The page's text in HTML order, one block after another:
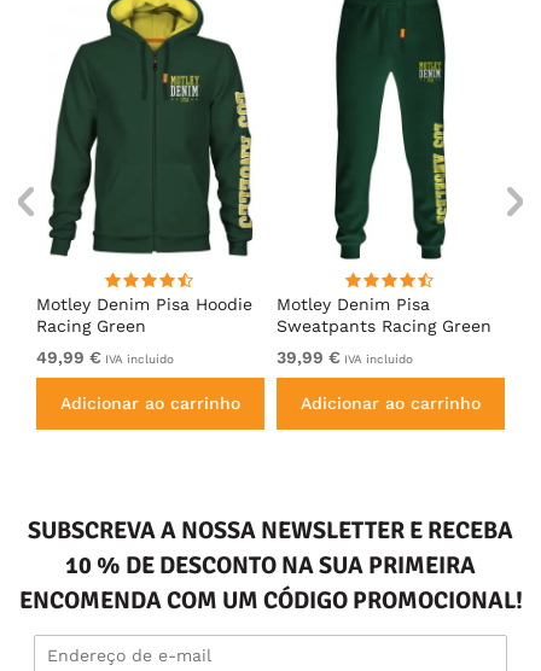
Motley Denim Pisa Hoodie
Racing Green
49,99 € IVA incluído
Adicionar ao carrinho
Motley Denim Pisa
Sweatpants Racing Green
39,99 € IVA incluído
Adicionar ao carrinho
SUBSCREVA A NOSSA NEWSLETTER E RECEBA
10 % DE DESCONTO NA SUA PRIMEIRA
ENCOMENDA COM UM CÓDIGO PROMOCIONAL!